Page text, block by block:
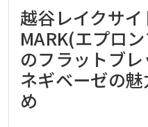
越谷レイクサイ
MARK(エプロ
のフラットブレ
ネギベーゼの
め